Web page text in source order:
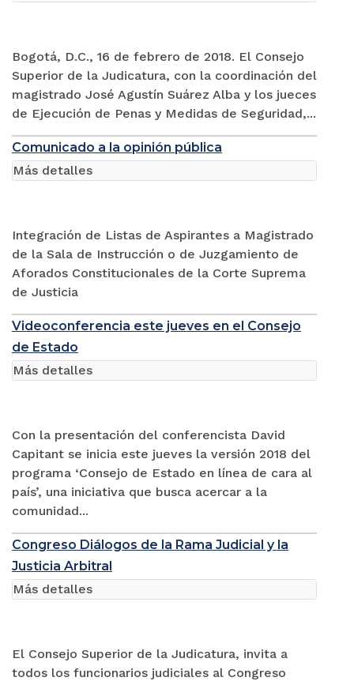
Bogotá, D.C., 16 de febrero de 2018. El Consejo
Superior de la Judicatura, con la coordinación del
magistrado José Agustín Suárez Alba y los jueces
de Ejecución de Penas y Medidas de Seguridad,...
Comunicado a la opinión pública
Integración de Listas de Aspirantes a Magistrado
de la Sala de Instrucción o de Juzgamiento de
Aforados Constitucionales de la Corte Suprema
de Justicia
Más detalles
Videoconferencia este jueves en el Consejo
de Estado
Con la presentación del conferencista David
Capitant se inicia este jueves la versión 2018 del
programa ‘Consejo de Estado en línea de cara al
país’, una iniciativa que busca acercar a la
comunidad...
Más detalles
Congreso Diálogos de la Rama Judicial y la
Justicia Arbitral
El Consejo Superior de la Judicatura, invita a
todos los funcionarios judiciales al Congreso
Más detalles